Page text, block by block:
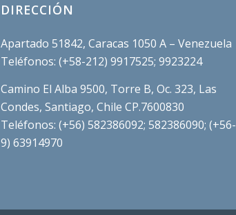
DIRECCIÓN
Apartado 51842, Caracas 1050 A – Venezuela
Teléfonos: (+58-212) 9917525; 9923224
Camino El Alba 9500, Torre B, Oc. 323, Las
Condes, Santiago, Chile CP.7600830
Teléfonos: (+56) 582386092; 582386090; (+56-
9) 63914970